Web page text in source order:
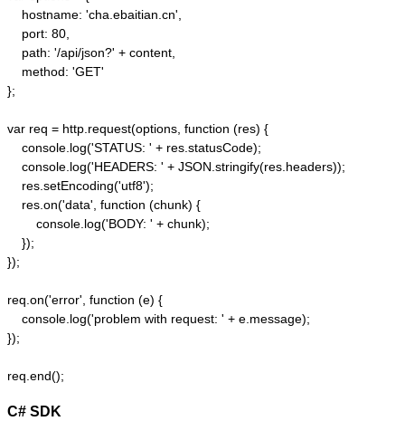
    hostname: 'cha.ebaitian.cn',
    port: 80,
    path: '/api/json?' + content,
    method: 'GET'
};
var req = http.request(options, function (res) {
    console.log('STATUS: ' + res.statusCode);
    console.log('HEADERS: ' + JSON.stringify(res.headers));
    res.setEncoding('utf8');
    res.on('data', function (chunk) {
        console.log('BODY: ' + chunk);
    });
});
req.on('error', function (e) {
    console.log('problem with request: ' + e.message);
});
C# SDK